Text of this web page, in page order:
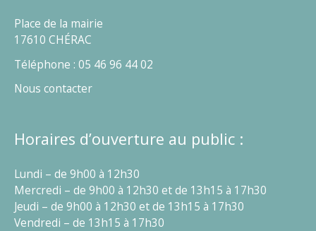
Place de la mairie
17610 CHÉRAC
Téléphone : 05 46 96 44 02
Nous contacter
Horaires d’ouverture au public :
Lundi – de 9h00 à 12h30
Mercredi – de 9h00 à 12h30 et de 13h15 à 17h30
Jeudi – de 9h00 à 12h30 et de 13h15 à 17h30
Vendredi – de 13h15 à 17h30